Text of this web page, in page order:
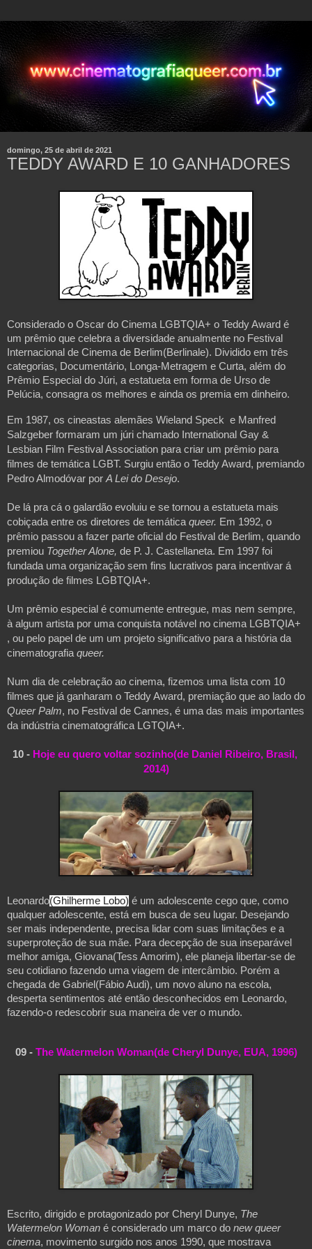
domingo, 25 de abril de 2021
TEDDY AWARD E 10 GANHADORES
Considerado o Oscar do Cinema LGBTQIA+ o Teddy Award é
um prêmio que celebra a diversidade anualmente no Festival
Internacional de Cinema de Berlim(Berlinale). Dividido em três
categorias, Documentário, Longa-Metragem e Curta, além do
Prêmio Especial do Júri, a estatueta em forma de Urso de
Pelúcia, consagra os melhores e ainda os premia em dinheiro.
Em 1987, os cineastas alemães Wieland Speck  e Manfred
Salzgeber formaram um júri chamado International Gay &
Lesbian Film Festival Association para criar um prêmio para
filmes de temática LGBT. Surgiu então o Teddy Award, premiando
Pedro Almodóvar por A Lei do Desejo.
De lá pra cá o galardão evoluiu e se tornou a estatueta mais
cobiçada entre os diretores de temática queer. Em 1992, o
prêmio passou a fazer parte oficial do Festival de Berlim, quando
premiou Together Alone, de P. J. Castellaneta. Em 1997 foi
fundada uma organização sem fins lucrativos para incentivar á
produção de filmes LGBTQIA+.
Um prêmio especial é comumente entregue, mas nem sempre,
à algum artista por uma conquista notável no cinema LGBTQIA+
, ou pelo papel de um um projeto significativo para a história da
cinematografia queer.
Num dia de celebração ao cinema, fizemos uma lista com 10
Queer Palm, no Festival de Cannes, é uma das mais importantes
da indústria cinematográfica LGTQIA+.
10 - Hoje eu quero voltar sozinho(de Daniel Ribeiro, Brasil,
2014)
Leonardo(Ghilherme Lobo) é um adolescente cego que, como
qualquer adolescente, está em busca de seu lugar. Desejando
ser mais independente, precisa lidar com suas limitações e a
superproteção de sua mãe. Para decepção de sua inseparável
melhor amiga, Giovana(Tess Amorim), ele planeja libertar-se de
seu cotidiano fazendo uma viagem de intercâmbio. Porém a
chegada de Gabriel(Fábio Audi), um novo aluno na escola,
desperta sentimentos até então desconhecidos em Leonardo,
fazendo-o redescobrir sua maneira de ver o mundo.
09 - The Watermelon Woman(de Cheryl Dunye, EUA, 1996)
Escrito, dirigido e protagonizado por Cheryl Dunye, The
Watermelon Woman é considerado um marco do new queer
cinema, movimento surgido nos anos 1990, que mostrava